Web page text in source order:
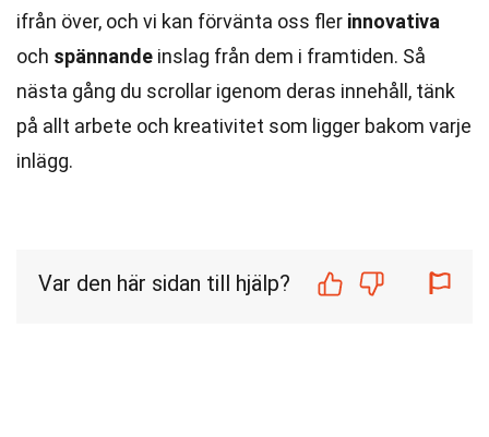
ifrån över, och vi kan förvänta oss fler innovativa
och spännande inslag från dem i framtiden. Så
nästa gång du scrollar igenom deras innehåll, tänk
på allt arbete och kreativitet som ligger bakom varje
inlägg.
Var den här sidan till hjälp?